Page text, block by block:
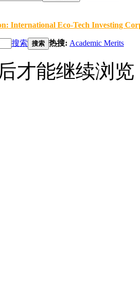
International Eco-Tech Investing
搜索 搜索 热搜: Academic Merits
才能继续浏览